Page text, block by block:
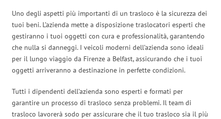
Uno degli aspetti più importanti di un trasloco è la sicurezza dei
tuoi beni. L’azienda mette a disposizione traslocatori esperti che
gestiranno i tuoi oggetti con cura e professionalità, garantendo
che nulla si danneggi. I veicoli moderni dell’azienda sono ideali
per il lungo viaggio da Firenze a Belfast, assicurando che i tuoi
oggetti arriveranno a destinazione in perfette condizioni.
Tutti i dipendenti dell’azienda sono esperti e formati per
garantire un processo di trasloco senza problemi. Il team di
trasloco lavorerà sodo per assicurare che il tuo trasloco sia il più